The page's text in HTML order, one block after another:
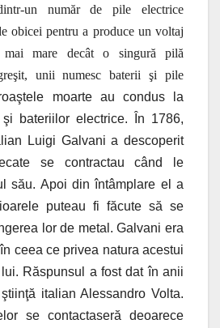
un număr de pile electrice
obicei pentru a produce un voltaj
mai mare decât o singură pilă
unii numesc baterii şi pile
moarte au condus la
bateriilor electrice. În 1786,
Luigi Galvani a descoperit
se contractau când le
său. Apoi din întâmplare el a
puteau fi făcute să se
lor de metal. Galvani era
ceea ce privea natura acestui
Răspunsul a fost dat în anii
italian Alessandro Volta.
se contactaseră deoarece